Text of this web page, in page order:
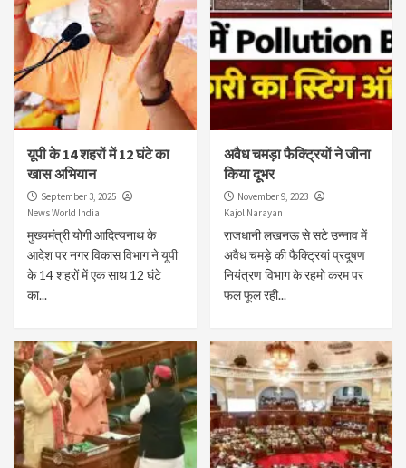
यूपी के 14 शहरों में 12 घंटे का
खास अभियान
September 3, 2025
News World India
मुख्यमंत्री योगी आदित्यनाथ के
आदेश पर नगर विकास विभाग ने यूपी
के 14 शहरों में एक साथ 12 घंटे
का...
अवैध चमड़ा फैक्ट्रियों ने जीना
किया दूभर
November 9, 2023
Kajol Narayan
राजधानी लखनऊ से सटे उन्नाव में
अवैध चमड़े की फैक्ट्रियां प्रदूषण
नियंत्रण विभाग के रहमो करम पर
फल फूल रही...